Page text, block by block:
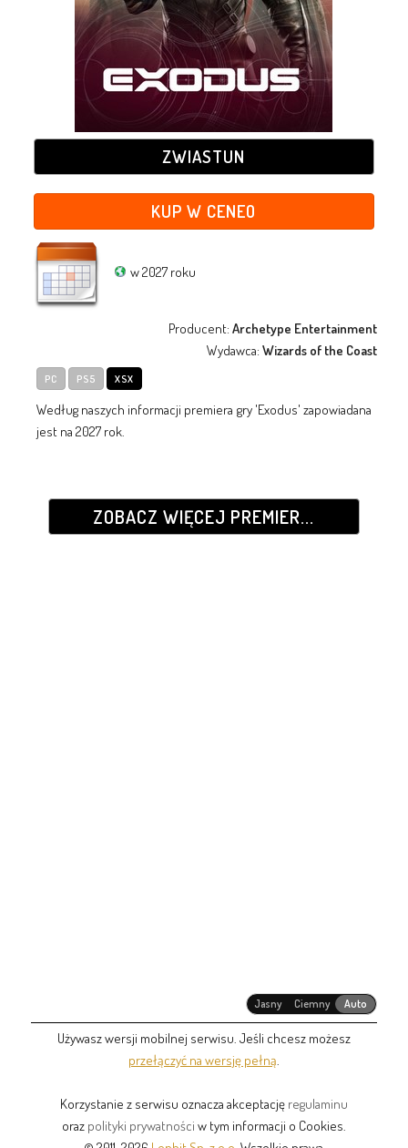
ZWIASTUN
KUP W CENEO
w 2027 roku
Producent:Archetype Entertainment
Wydawca:Wizards of the Coast
PC PS5 XSX
Według naszych informacji premiera gry 'Exodus' zapowiadana
jest na 2027 rok.
ZOBACZ WIĘCEJ PREMIER...
Jasny Ciemny Auto
Używasz wersji mobilnej serwisu. Jeśli chcesz możesz
przełączyć na wersję pełną
Korzystanie z serwisu oznacza akceptację regulaminu
oraz polityki prywatności w tym informacji o Cookies.